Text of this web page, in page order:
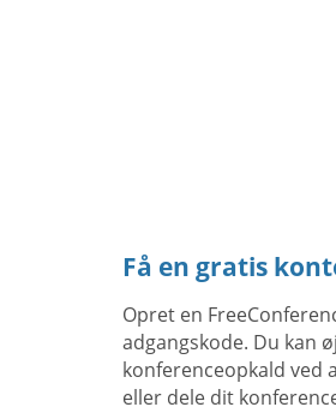
Få en gratis
Opret en
adgangskode. Du kan
konferenceopkald ved
eller dele dit